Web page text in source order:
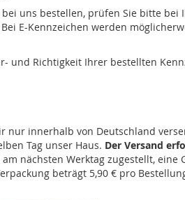
bei uns bestellen, prüfen Sie bitte
E-Kennzeichen werden
und Richtigkeit Ihrer bestellten
nur innerhalb von Deutschland
Tag unser Haus. Der Versand
am nächsten Werktag zugestellt,
beträgt 5,90 € pro